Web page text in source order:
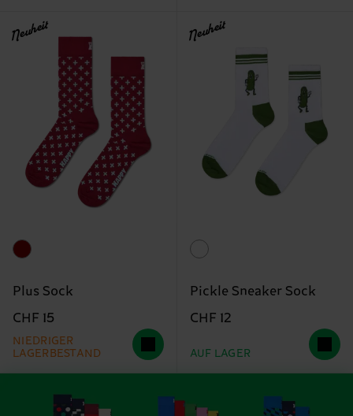
Neuheit
Plus Sock
CHF 15
NIEDRIGER
LAGERBESTAND
Neuheit
Pickle Sneaker Sock
CHF 12
AUF LAGER